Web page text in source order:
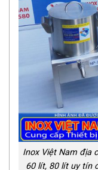
Inox Việt Nam địa
60 lít, 80 lít uy tín